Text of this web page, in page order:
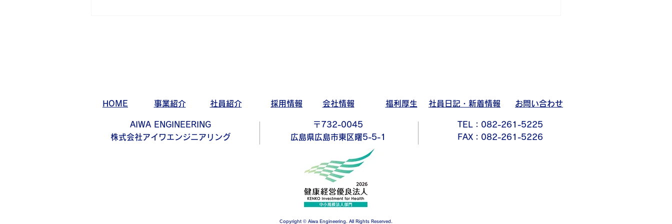
HOME 事業紹介 社員紹介 採用情報 会社情報 社員日記・新着情報 お問い合わせ
福利厚生
AIWA ENGINEERING
株式会社アイワエンジニアリング
〒732-0045
広島県広島市東区曙5-5-1
TEL：082-261-5225
FAX：082-261-5226
Copyright © Aiwa Engineering. All Rights Reserved.